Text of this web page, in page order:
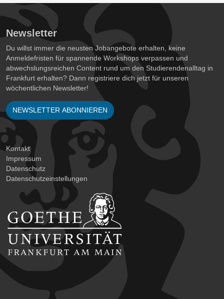
Newsletter
Du willst immer die neusten Jobangebote erhalten, keine
Anmeldefristen für spannende Workshops verpassen und
abwechslungsreichen Content rund um den Studierendenalltag in
Frankfurt erhalten? Dann registriere dich jetzt für unseren
wöchentlichen Newsletter!
NEWSLETTER ABONNIEREN
Kontakt
Impressum
Datenschutz
Datenschutzeinstellungen